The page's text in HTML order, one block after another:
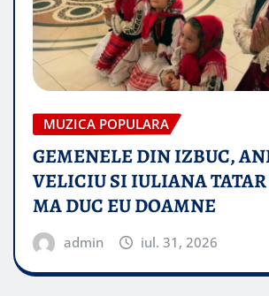
MUZICA POPULARA
GEMENELE DIN IZBUC,
VELICIU SI IULIANA
MA DUC EU DOAMNE
admin iul. 31, 2026